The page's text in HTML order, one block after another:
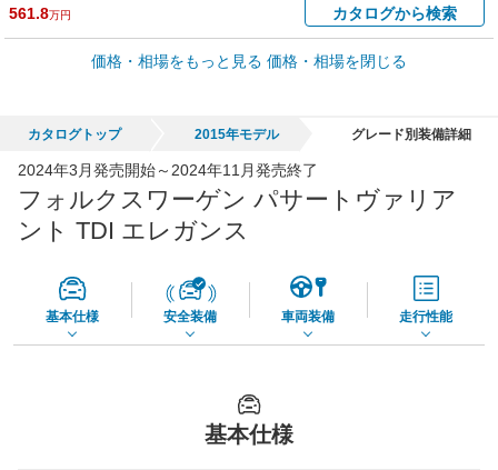
561.8万円
カタログから検索
車買取価格 *
車買取相場
65,050円
*当該価格は車種別の価格となります。
価格・相場をもっと見る 価格・相場を閉じる
カタログトップ 2015年モデル グレード別装備詳細
2024年3月発売開始～2024年11月発売終了
フォルクスワーゲン パサートヴァリア
ント TDI エレガンス
基本仕様 安全装備 車両装備 走行性能
基本仕様